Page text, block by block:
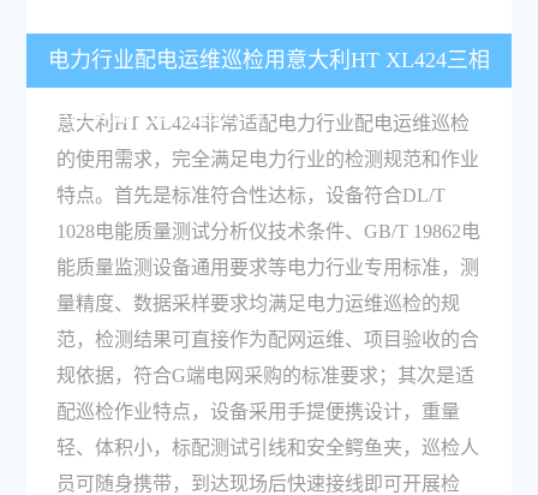
电力行业配电运维巡检用意大利HT XL424三相
电压数据记录仪合适吗？
意大利HT XL424非常适配电力行业配电运维巡检
的使用需求，完全满足电力行业的检测规范和作业
特点。首先是标准符合性达标，设备符合DL/T
1028电能质量测试分析仪技术条件、GB/T 19862电
能质量监测设备通用要求等电力行业专用标准，测
量精度、数据采样要求均满足电力运维巡检的规
范，检测结果可直接作为配网运维、项目验收的合
规依据，符合G端电网采购的标准要求；其次是适
配巡检作业特点，设备采用手提便携设计，重量
轻、体积小，标配测试引线和安全鳄鱼夹，巡检人
员可随身携带，到达现场后快速接线即可开展检